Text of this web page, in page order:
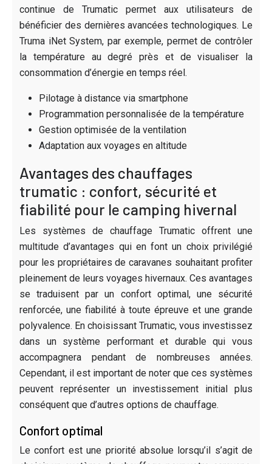
continue de Trumatic permet aux utilisateurs de
bénéficier des dernières avancées technologiques. Le
Truma iNet System, par exemple, permet de contrôler
la température au degré près et de visualiser la
consommation d’énergie en temps réel.
Pilotage à distance via smartphone
Programmation personnalisée de la température
Gestion optimisée de la ventilation
Adaptation aux voyages en altitude
Avantages des chauffages
trumatic : confort, sécurité et
fiabilité pour le camping hivernal
Les systèmes de chauffage Trumatic offrent une
multitude d’avantages qui en font un choix privilégié
pour les propriétaires de caravanes souhaitant profiter
pleinement de leurs voyages hivernaux. Ces avantages
se traduisent par un confort optimal, une sécurité
renforcée, une fiabilité à toute épreuve et une grande
polyvalence. En choisissant Trumatic, vous investissez
dans un système performant et durable qui vous
accompagnera pendant de nombreuses années.
Cependant, il est important de noter que ces systèmes
peuvent représenter un investissement initial plus
conséquent que d’autres options de chauffage.
Confort optimal
Le confort est une priorité absolue lorsqu’il s’agit de